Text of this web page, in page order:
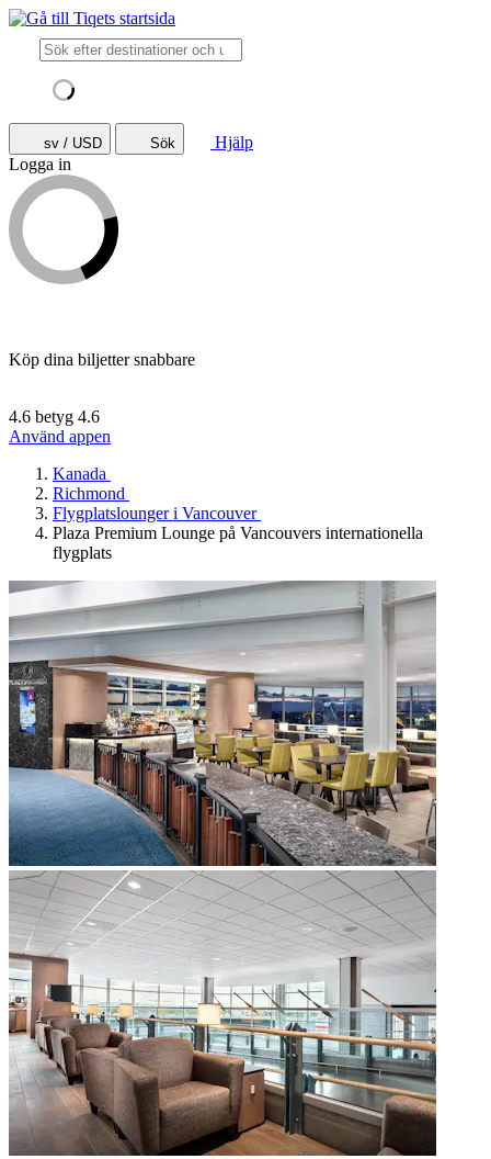
sv / USD Sök
Hjälp
Logga in
Köp dina biljetter snabbare
4.6 betyg 4.6
Använd appen
Kanada
Richmond
Flygplatslounger i Vancouver
Plaza Premium Lounge på Vancouvers internationella
flygplats